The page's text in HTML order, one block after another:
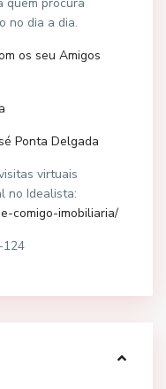
no dia a dia.
os seu Amigos
Ponta Delgada
virtuais
no Idealista:
comigo-imobiliaria/
124